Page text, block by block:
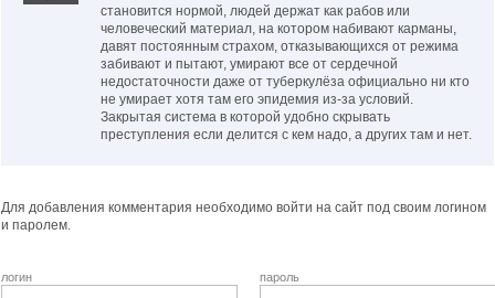
становится нормой, людей держат как рабов или
человеческий материал, на котором набивают карманы,
давят постоянным страхом, отказывающихся от режима
забивают и пытают, умирают все от сердечной
недостаточности даже от туберкулёза официально ни кто
не умирает хотя там его эпидемия из-за условий.
Закрытая система в которой удобно скрывать
преступления если делится с кем надо, а других там и нет.
Для добавления комментария необходимо войти на сайт под своим логином
и паролем.
логин пароль